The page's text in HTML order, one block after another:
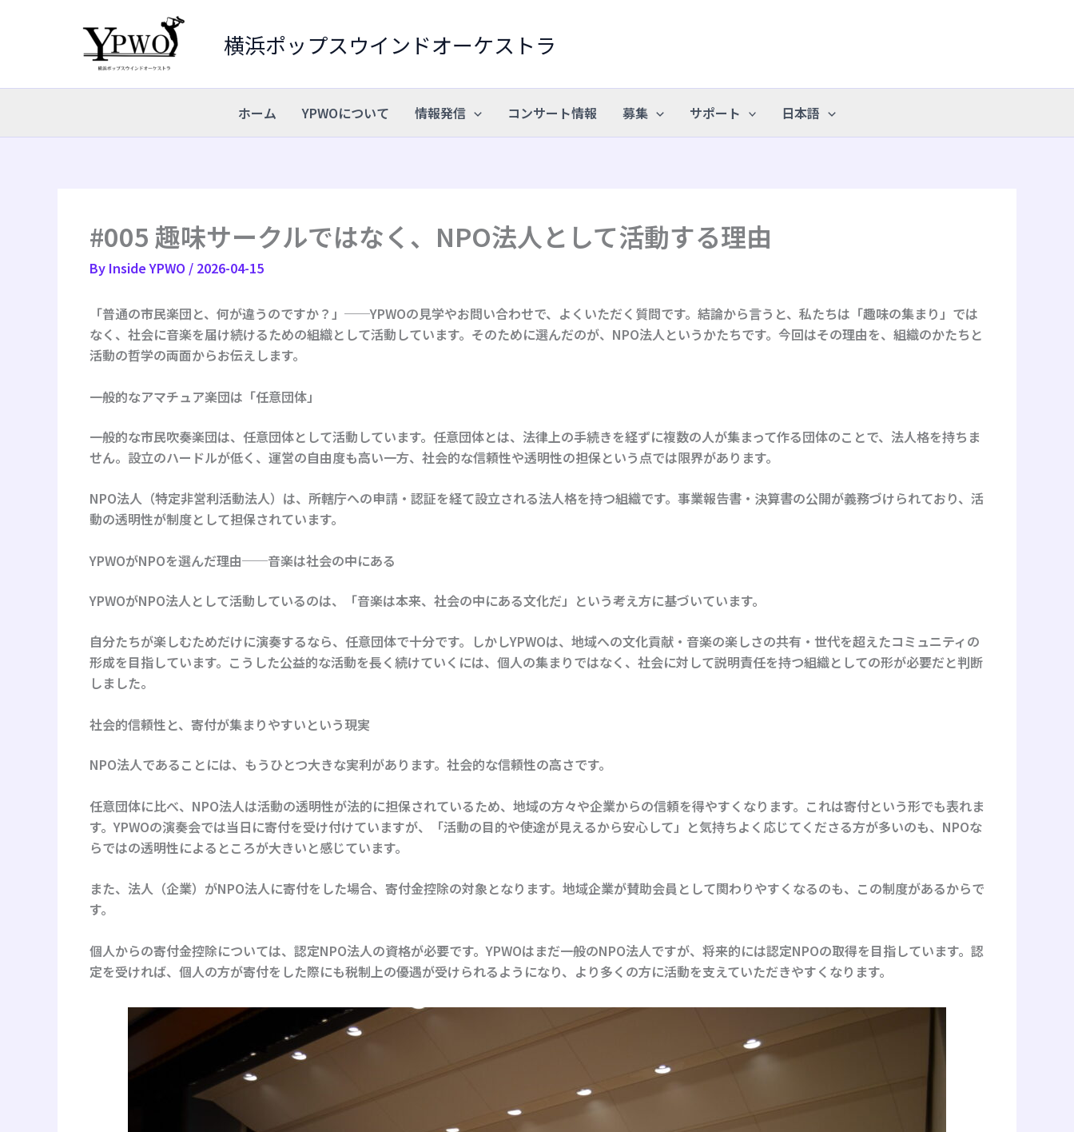
キ
プ
横浜ポップスウインドオーケストラ
ホーム YPWOについて 情報発信 コンサート情報 募集 サポート 日本語
#005 趣味サークルではなく、NPO法人として活動する理由
By Inside YPWO / 2026-04-15
「普通の市民楽団と、何が違うのですか？」──YPWOの見学やお問い合わせで、よくいただく質問です。結論から言うと、私たちは「趣味の集まり」では
なく、 社会に音楽を届け続けるための組織として活動しています。そのために選んだのが、NPO法人というかたちです。今回はその理由を、組織のかたちと
活動の哲学の両面からお伝えします。
一般的なアマチュア楽団は「任意団体」
一般的な市民吹奏楽団は、 任意団体として活動しています。任意団体とは、法律上の手続きを経ずに複数の人が集まって作る団体のことで、法人格を持ちま
せん。設立のハードルが低く、運営の自由度も高い一方、社会的な信頼性や透明性の担保という点では限界があります。
NPO法人（特定非営利活動法人）は、所轄庁への申請・認証を経て設立される法人格を持つ組織です。事業報告書・決算書の公開が義務づけられており、活
動の透明性が制度として担保されています。
YPWOがNPOを選んだ理由──音楽は社会の中にある
YPWOがNPO法人として活動しているのは、「音楽は本来、社会の中にある文化だ」という考え方に基づいています。
自分たちが楽しむためだけに演奏するなら、任意団体で十分です。しかしYPWOは、地域への文化貢献・音楽の楽しさの共有・世代を超えたコミュニティの
形成を目指しています。こうした公益的な活動を長く続けていくには、個人の集まりではなく、社会に対して説明責任を持つ組織としての形が必要だと判断
しました。
社会的信頼性と、寄付が集まりやすいという現実
NPO法人であることには、もうひとつ大きな実利があります。 社会的な信頼性の高さです。
任意団体に比べ、NPO法人は活動の透明性が法的に担保されているため、地域の方々や企業からの信頼を得やすくなります。これは寄付という形でも表れま
す。YPWOの演奏会では当日に寄付を受け付けていますが、「活動の目的や使途が見えるから安心して」と気持ちよく応じてくださる方が多いのも、NPOな
らではの透明性によるところが大きいと感じています。
また、法人（企業）がNPO法人に寄付をした場合、 寄付金控除の対象となります。地域企業が賛助会員として関わりやすくなるのも、この制度があるからで
す。
個人からの寄付金控除については、 認定NPO法人の資格が必要です。YPWOはまだ一般のNPO法人ですが、将来的には認定NPOの取得を目指しています。認
定を受ければ、個人の方が寄付をした際にも税制上の優遇が受けられるようになり、より多くの方に活動を支えていただきやすくなります。